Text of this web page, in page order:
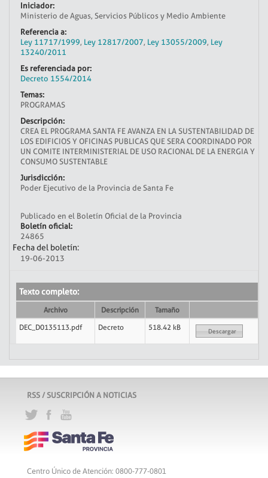
Iniciador:
Ministerio de Aguas, Servicios Públicos y Medio Ambiente
Referencia a:
Ley 11717/1999, Ley 12817/2007, Ley 13055/2009, Ley
13240/2011
Es referenciada por:
Decreto 1554/2014
Temas:
PROGRAMAS
Descripción:
CREA EL PROGRAMA SANTA FE AVANZA EN LA SUSTENTABILIDAD DE
LOS EDIFICIOS Y OFICINAS PUBLICAS QUE SERA COORDINADO POR
UN COMITE INTERMINISTERIAL DE USO RACIONAL DE LA ENERGIA Y
CONSUMO SUSTENTABLE
Jurisdicción:
Poder Ejecutivo de la Provincia de Santa Fe
Publicado en el Boletín Oficial de la Provincia
Boletín oficial:
24865
Fecha del boletín:
19-06-2013
Texto completo:
Archivo Descripción
Tamaño
DEC_D0135113.pdf
Decreto 518.42 kB Descargar
RSS / SUSCRIPCIÓN A NOTICIAS
Centro Único de Atención: 0800-777-0801